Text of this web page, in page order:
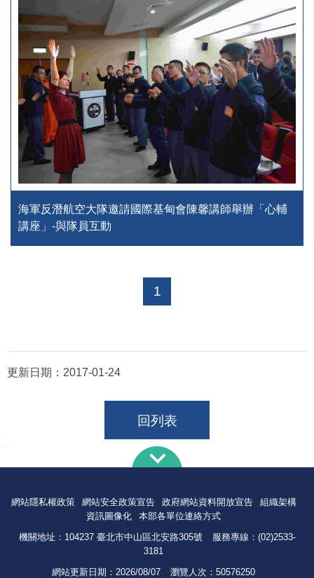
海軍反潛航空大隊邀請國際基甸會陳馨講師舉辦「心輔
講座」-與隊員互動
1
更新日期： 2017-01-24
回列表
網站隱私權政策 網站安全政策宣告 政府網站資料開放宣告
組織架構
資訊圖像化
本部各單位連絡方式
機關地址：104237 臺北市中山區北安路305號
服務專線：(02)2533-
3181
網站更新日期： 2026/08/07 瀏覽人次： 50576250